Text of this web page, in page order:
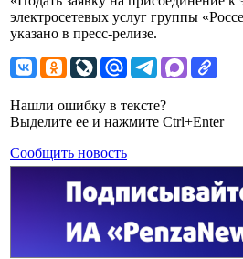
электросетевых услуг группы
указано в пресс-релизе.
Нашли ошибку в тексте?
Выделите ее и нажмите Ctrl+Enter
Сообщить новость